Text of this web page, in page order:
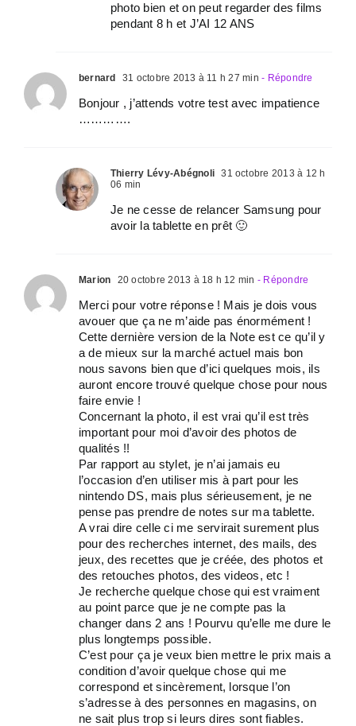
photo bien et on peut regarder des films
pendant 8 h et J’AI 12 ANS
bernard 31 octobre 2013 à 11 h 27 min - Répondre
Bonjour , j’attends votre test avec impatience
………….
Thierry Lévy-Abégnoli 31 octobre 2013 à 12 h
06 min
Je ne cesse de relancer Samsung pour
avoir la tablette en prêt 🙂
Marion 20 octobre 2013 à 18 h 12 min - Répondre
Merci pour votre réponse ! Mais je dois vous
avouer que ça ne m’aide pas énormément !
Cette dernière version de la Note est ce qu’il y
a de mieux sur la marché actuel mais bon
nous savons bien que d’ici quelques mois, ils
auront encore trouvé quelque chose pour nous
faire envie !
Concernant la photo, il est vrai qu’il est très
important pour moi d’avoir des photos de
qualités !!
Par rapport au stylet, je n’ai jamais eu
l’occasion d’en utiliser mis à part pour les
nintendo DS, mais plus sérieusement, je ne
pense pas prendre de notes sur ma tablette.
A vrai dire celle ci me servirait surement plus
pour des recherches internet, des mails, des
jeux, des recettes que je créée, des photos et
des retouches photos, des videos, etc !
Je recherche quelque chose qui est vraiment
au point parce que je ne compte pas la
changer dans 2 ans ! Pourvu qu’elle me dure le
plus longtemps possible.
C’est pour ça je veux bien mettre le prix mais a
condition d’avoir quelque chose qui me
correspond et sincèrement, lorsque l’on
s’adresse à des personnes en magasins, on
ne sait plus trop si leurs dires sont fiables.